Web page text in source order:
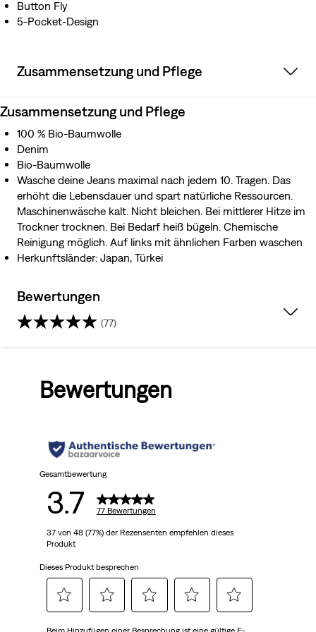
Button Fly
5-Pocket-Design
Zusammensetzung und Pflege
Zusammensetzung und Pflege
100 % Bio-Baumwolle
Denim
Bio-Baumwolle
Wasche deine Jeans maximal nach jedem 10. Tragen. Das
erhöht die Lebensdauer und spart natürliche Ressourcen.
Maschinenwäsche kalt. Nicht bleichen. Bei mittlerer Hitze im
Trockner trocknen. Bei Bedarf heiß bügeln. Chemische
Reinigung möglich. Auf links mit ähnlichen Farben waschen
Herkunftsländer: Japan, Türkei
Bewertungen
(77)
Bewertungen
Bewertungen
Gesamtbewertung
3.7 77 Bewertungen
37 von 48 (77%) der Rezensenten empfehlen dieses
Produkt
Dieses Produkt besprechen